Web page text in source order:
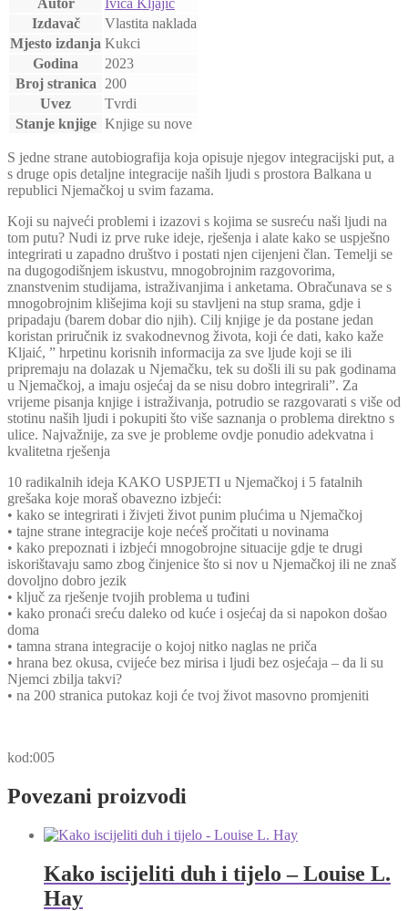
Izdavač
Vlastita naklada
Mjesto izdanja Kukci
Godina
2023
Broj stranica
200
Uvez
Tvrdi
Stanje knjige Knjige su nove
S jedne strane autobiografija koja opisuje njegov integracijski put, a
s druge opis detaljne integracije naših ljudi s prostora Balkana u
republici Njemačkoj u svim fazama.
Koji su najveći problemi i izazovi s kojima se susreću naši ljudi na
tom putu? Nudi iz prve ruke ideje, rješenja i alate kako se uspješno
integrirati u zapadno društvo i postati njen cijenjeni član. Temelji se
na dugogodišnjem iskustvu, mnogobrojnim razgovorima,
znanstvenim studijama, istraživanjima i anketama. Obračunava se s
mnogobrojnim klišejima koji su stavljeni na stup srama, gdje i
pripadaju (barem dobar dio njih). Cilj knjige je da postane jedan
koristan priručnik iz svakodnevnog života, koji će dati, kako kaže
Kljaić, ” hrpetinu korisnih informacija za sve ljude koji se ili
pripremaju na dolazak u Njemačku, tek su došli ili su pak godinama
u Njemačkoj, a imaju osjećaj da se nisu dobro integrirali”. Za
vrijeme pisanja knjige i istraživanja, potrudio se razgovarati s više od
stotinu naših ljudi i pokupiti što više saznanja o problema direktno s
ulice. Najvažnije, za sve je probleme ovdje ponudio adekvatna i
kvalitetna rješenja
10 radikalnih ideja KAKO USPJETI u Njemačkoj i 5 fatalnih
grešaka koje moraš obavezno izbjeći:
• kako se integrirati i živjeti život punim plućima u Njemačkoj
• tajne strane integracije koje nećeš pročitati u novinama
• kako prepoznati i izbjeći mnogobrojne situacije gdje te drugi
iskorištavaju samo zbog činjenice što si nov u Njemačkoj ili ne znaš
dovoljno dobro jezik
• ključ za rješenje tvojih problema u tuđini
• kako pronaći sreću daleko od kuće i osjećaj da si napokon došao
doma
• tamna strana integracije o kojoj nitko naglas ne priča
• hrana bez okusa, cvijeće bez mirisa i ljudi bez osjećaja – da li su
Njemci zbilja takvi?
• na 200 stranica putokaz koji će tvoj život masovno promjeniti
kod:005
Povezani proizvodi
Kako iscijeliti duh i tijelo – Louise L.
Hay